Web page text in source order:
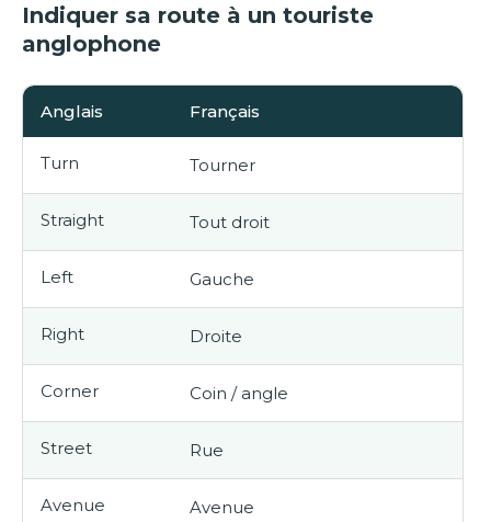
Indiquer sa route à un touriste
anglophone
Anglais Français
Turn Tourner
Straight Tout droit
Left Gauche
Right Droite
Corner Coin / angle
Street Rue
Avenue Avenue